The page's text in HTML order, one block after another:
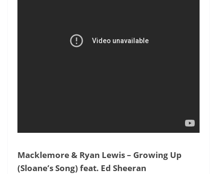
Macklemore & Ryan Lewis – Growing Up
(Sloane’s Song) feat. Ed Sheeran